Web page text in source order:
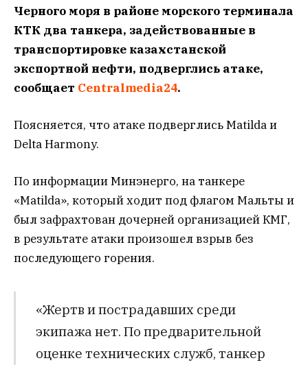
Черного моря в районе морского терминала
КТК два танкера, задействованные в
транспортировке казахстанской
экспортной нефти, подверглись атаке,
сообщает Centralmedia24.
Поясняется, что атаке подверглись Matilda и
Delta Harmony.
По информации Минэнерго, на танкере
«Matilda», который ходит под флагом Мальты и
был зафрахтован дочерней организацией КМГ,
в результате атаки произошел взрыв без
последующего горения.
«Жертв и пострадавших среди
экипажа нет. По предварительной
оценке технических служб, танкер